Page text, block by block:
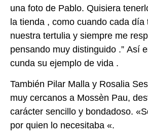
una foto de Pablo. Quisiera
la tienda , como cuando cada día
nuestra tertulia y siempre me
pensando muy distinguido .” Así
cunda su ejemplo de vida .
También Pilar Malla y Rosalia
muy cercanos a Mossèn Pau,
carácter sencillo y bondadoso.
por quien lo necesitaba «.